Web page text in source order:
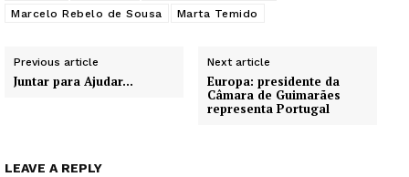
Guimarães, agora!
Marcelo Rebelo de Sousa
Marta Temido
Previous article
Juntar para Ajudar…
Next article
Europa: presidente da
Câmara de Guimarães
representa Portugal
LEAVE A REPLY